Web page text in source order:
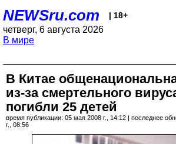
NEWSru.com | 18+
четверг, 6 августа 2026
В мире
В Китае
из-за смертельного
погибли 25 детей
время публикации: 05 мая 2008 г., 14:12 | последнее
г., 08:56